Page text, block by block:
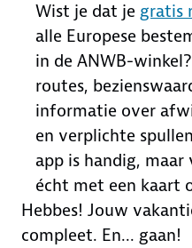
Wist je dat je gratis
alle Europese
in de ANWB-
routes,
informatie over
en verplichte
app is handig,
écht met een kaart
Hebbes! Jouw
compleet. En... gaan!